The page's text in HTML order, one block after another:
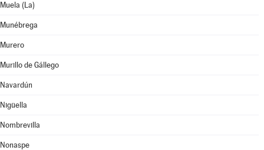
Muela (La)
Munébrega
Murero
Murillo de Gállego
Navardún
Nigüella
Nombrevilla
Nonaspe